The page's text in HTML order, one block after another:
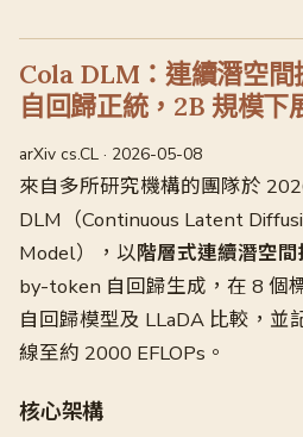
Cola DLM：連續潛空間
自回歸正統，2B 規模
arXiv cs.CL · 2026-05-08
來自多所研究機構的團隊於
DLM（Continuous Latent
Model），以階層式連續潛空間
by-token 自回歸生成，在 8 個
自回歸模型及 LLaDA 比較，並
線至約 2000 EFLOPs。
核心架構